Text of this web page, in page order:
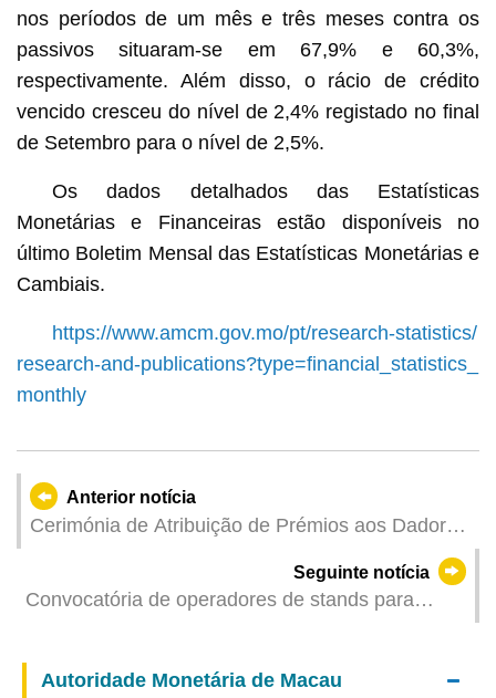
nos períodos de um mês e três meses contra os
passivos situaram-se em 67,9% e 60,3%,
respectivamente. Além disso, o rácio de crédito
vencido cresceu do nível de 2,4% registado no final
de Setembro para o nível de 2,5%.
Os dados detalhados das Estatísticas
Monetárias e Financeiras estão disponíveis no
último Boletim Mensal das Estatísticas Monetárias e
Cambiais.
https://www.amcm.gov.mo/pt/research-statistics/
research-and-publications?type=financial_statistics_
monthly
Anterior notícia
Cerimónia de Atribuição de Prémios aos Dadores
Seguinte notícia
Convocatória de operadores de stands para
Hengqin
Autoridade Monetária de Macau